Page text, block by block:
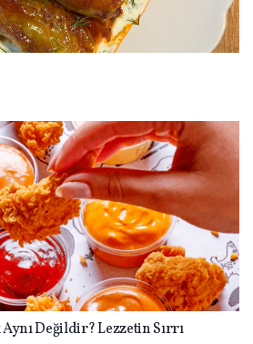
Değildir? Lezzetin Sırrı